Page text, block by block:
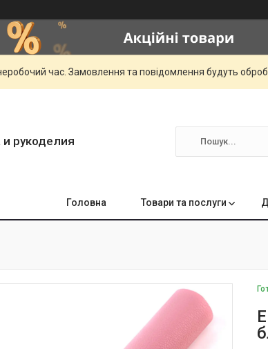
час. Замовлення та повідомлення будуть
рукоделия
Головна Товари та послуги